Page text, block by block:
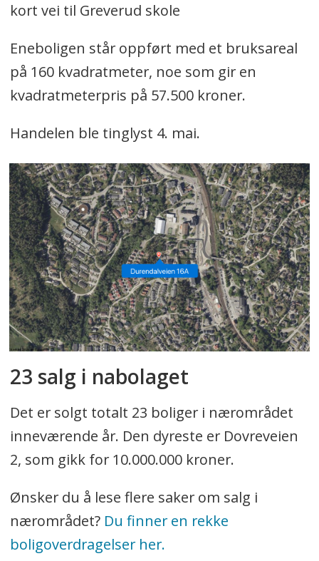
kort vei til Greverud skole
Eneboligen står oppført med et bruksareal
på 160 kvadratmeter, noe som gir en
kvadratmeterpris på 57.500 kroner.
Handelen ble tinglyst 4. mai.
23 salg i nabolaget
Det er solgt totalt 23 boliger i nærområdet
inneværende år. Den dyreste er Dovreveien
2, som gikk for 10.000.000 kroner.
Ønsker du å lese flere saker om salg i
nærområdet? Du finner en rekke
boligoverdragelser her.